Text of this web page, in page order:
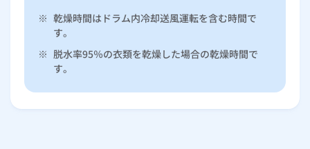
※ 乾燥時間はドラム内冷却送風運転を含む時間で
す。
※ 脱水率95％の衣類を乾燥した場合の乾燥時間で
す。